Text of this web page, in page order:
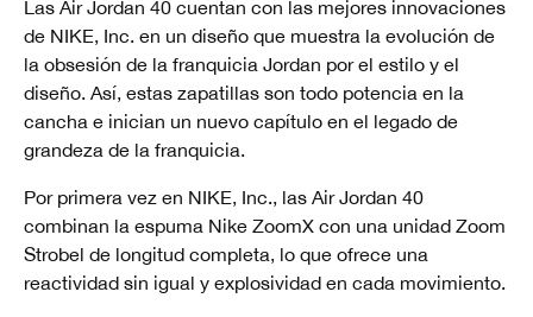
Las Air Jordan 40 cuentan con las mejores innovaciones
de NIKE, Inc. en un diseño que muestra la evolución de
la obsesión de la franquicia Jordan por el estilo y el
diseño. Así, estas zapatillas son todo potencia en la
cancha e inician un nuevo capítulo en el legado de
grandeza de la franquicia.
Por primera vez en NIKE, Inc., las Air Jordan 40
combinan la espuma Nike ZoomX con una unidad Zoom
Strobel de longitud completa, lo que ofrece una
reactividad sin igual y explosividad en cada movimiento.